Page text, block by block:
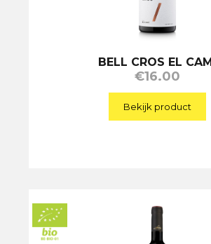
BELL CROS EL CAMÍ
€16.00
Bekijk product